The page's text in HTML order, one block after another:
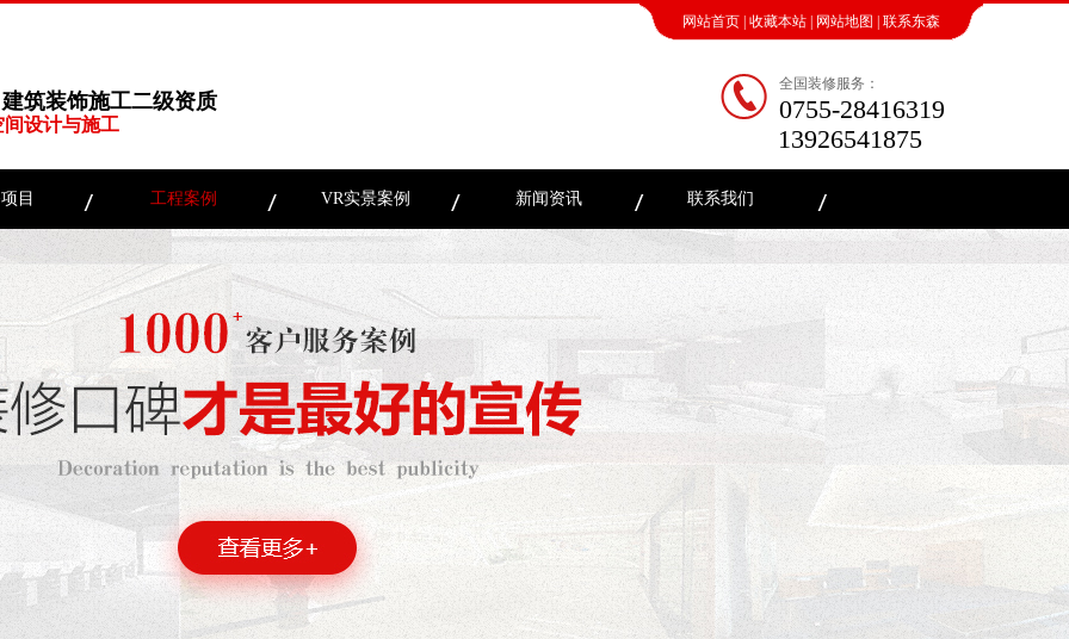
网站首页 收藏本站 网站地图 联系东森
筑装饰施工二级资质
设计与施工
全国装修服务：
0755-28416319
13926541875
目 工程案例 VR实景案例 新闻资讯 联系我们